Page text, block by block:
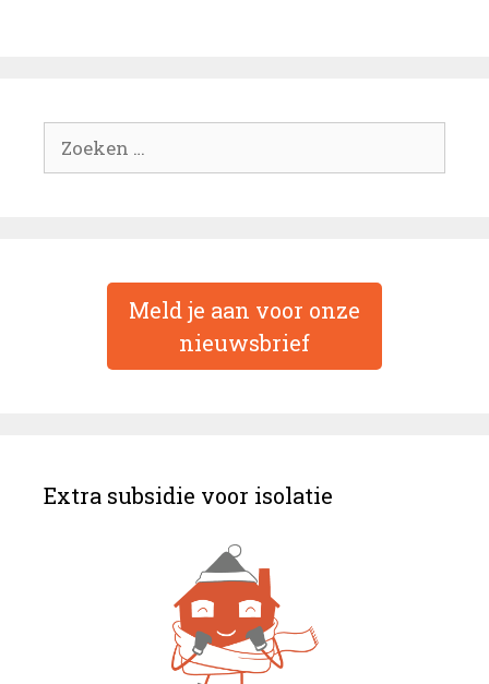
naar:
Meld je aan voor onze
nieuwsbrief
Extra subsidie voor isolatie